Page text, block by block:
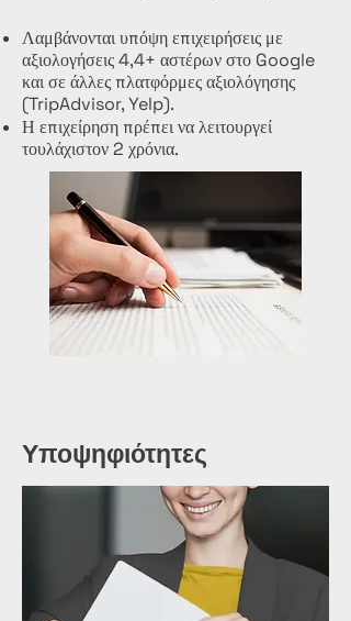
Λαμβάνονται υπόψη επιχειρήσεις με
αξιολογήσεις 4,4+ αστέρων στο Google
και σε άλλες πλατφόρμες αξιολόγησης
(TripAdvisor, Yelp).
Η επιχείρηση πρέπει να λειτουργεί
τουλάχιστον 2 χρόνια.
Υποψηφιότητες